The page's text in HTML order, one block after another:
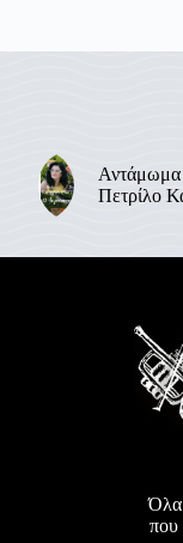
Αντάμωμα
Πετρίλο
Όλα
που